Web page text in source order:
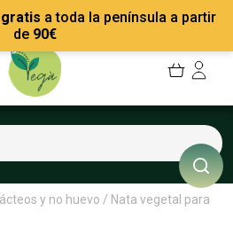
gratis a toda la península a partir
de 90€
Pedidos
favoritos
sesión
Recetas
Empresas
Lácteos y no huevo / Nata vegetal para